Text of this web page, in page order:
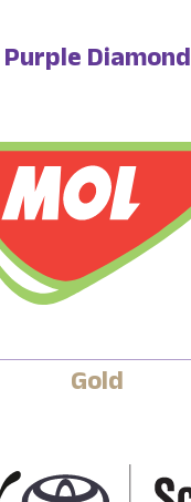
Purple Diamond
Gold